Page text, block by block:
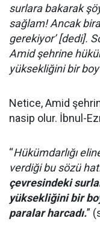
surlara bakarak
sağlam! Ancak
gerekiyor’ [dedi].
Amid şehrine
yüksekliğini bir
Netice, Amid
nasip olur. İbnul-
“Hükümdarlığı
verdiği bu sözü
çevresindeki
yüksekliğini bir
paralar harcadı.”